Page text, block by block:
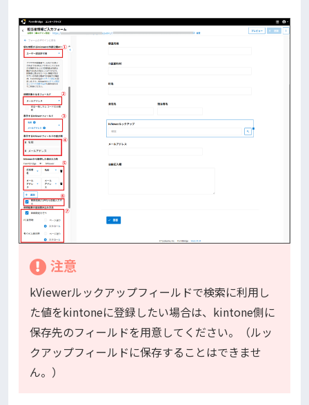
注意
kViewerルックアップフィールドで検索に利用し
た値をkintoneに登録したい場合は、kintone側に
保存先のフィールドを用意してください。（ルッ
クアップフィールドに保存することはできませ
ん。）